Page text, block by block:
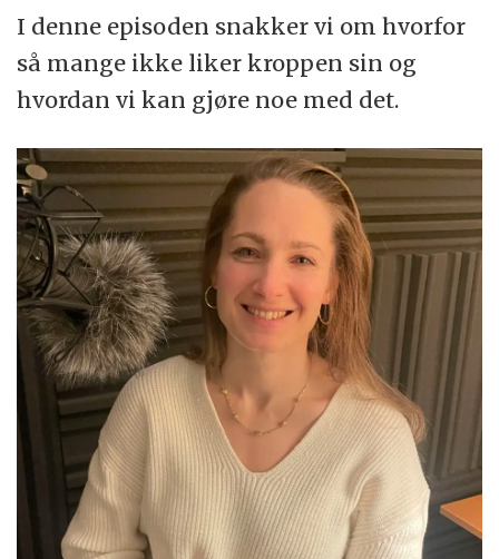
I denne episoden snakker vi om hvorfor
så mange ikke liker kroppen sin og
hvordan vi kan gjøre noe med det.